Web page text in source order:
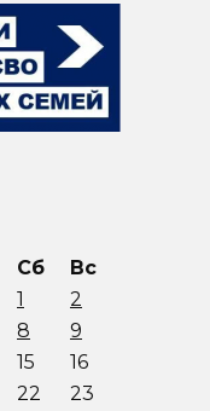
Сб
Вс
1
2
8
9
15
16
22
23